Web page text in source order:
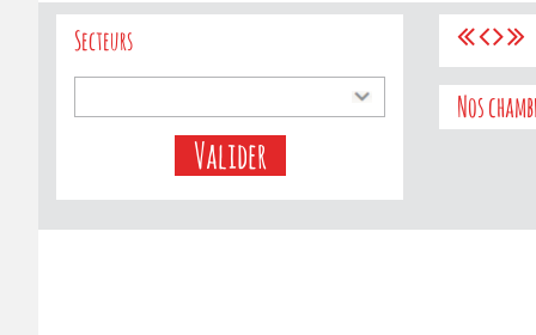
Secteurs
Valider
Nos